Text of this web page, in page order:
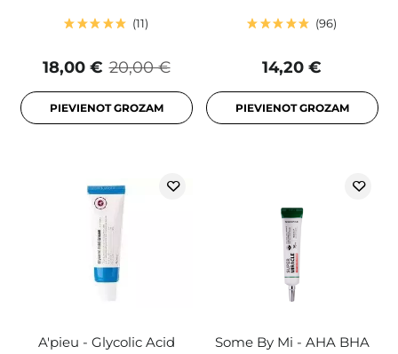
11
20,00 €
18,00 €
PIEVIENOT GROZAM
96
14,20 €
PIEVIENOT GROZAM
A'pieu - Glycolic Acid
Some By Mi - AHA BHA